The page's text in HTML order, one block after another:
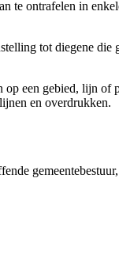
te ontrafelen in
tot diegene
een gebied, lijn
en overdrukken.